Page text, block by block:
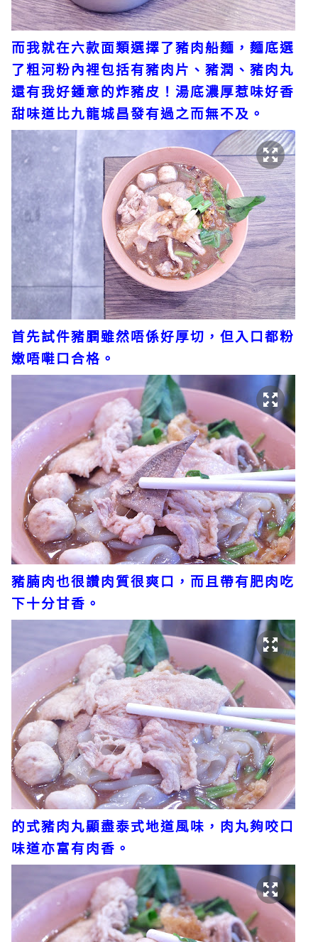
而我就在六款面類選擇了豬肉船麵，麵底選
了粗河粉內裡包括有豬肉片、豬潤、豬肉丸
還有我好鍾意的炸豬皮！湯底濃厚惹味好香
甜味道比九龍城昌發有過之而無不及。
首先試件豬膶雖然唔係好厚切，但入口都粉
嫩唔嚡口合格。
豬腩肉也很讚肉質很爽口，而且帶有肥肉吃
下十分甘香。
的式豬肉丸顯盡泰式地道風味，肉丸夠咬口
味道亦富有肉香。